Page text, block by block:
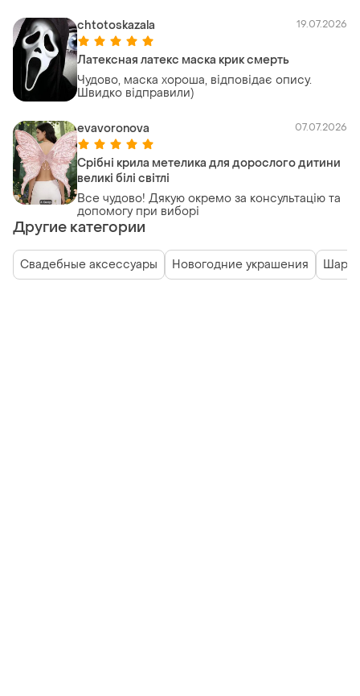
chtotoskazala 19.07.2026
Латексная латекс маска крик смерть
Чудово, маска хороша, відповідає опису.
Швидко відправили)
evavoronova 07.07.2026
Срібні крила метелика для дорослого дитини
великі білі світлі
Все чудово! Дякую окремо за консультацію та
допомогу при виборі
Другие категории
Свадебные аксессуары Новогодние украшения